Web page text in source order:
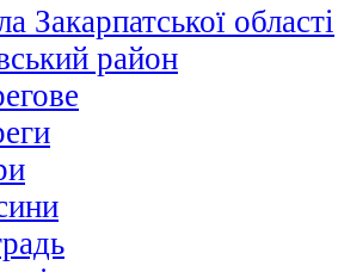
Закарпатської області
район